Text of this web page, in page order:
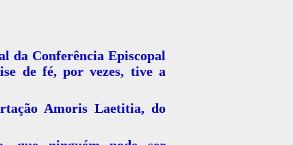
da Conferência Episcopal
de fé, por vezes, tive a
Amoris Laetitia, do